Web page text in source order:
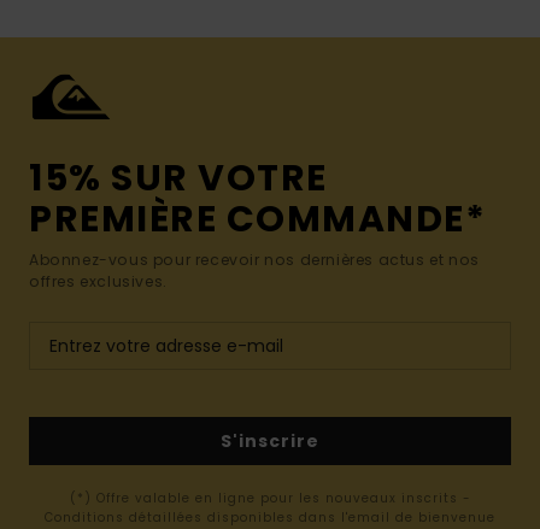
15% SUR VOTRE
PREMIÈRE COMMANDE*
Abonnez-vous pour recevoir nos dernières actus et nos
offres exclusives.
S'inscrire
(*) Offre valable en ligne pour les nouveaux inscrits -
Conditions détaillées disponibles dans l'email de bienvenue